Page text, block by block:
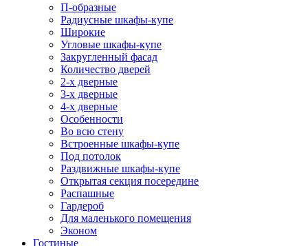
П-образные
Радиусные шкафы-купе
Широкие
Угловые шкафы-купе
Закругленный фасад
Количество дверей
2-х дверные
3-х дверные
4-х дверные
Особенности
Во всю стену
Встроенные шкафы-купе
Под потолок
Раздвижные шкафы-купе
Открытая секция посередине
Распашные
Гардероб
Для маленького помещения
Эконом
Гостиные